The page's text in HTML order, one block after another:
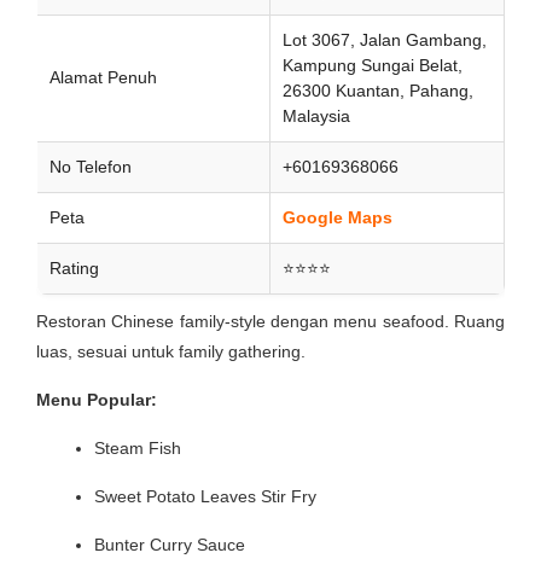
Alamat Penuh
Lot 3067, Jalan Gambang,
Kampung Sungai Belat,
26300 Kuantan, Pahang,
Malaysia
No Telefon +60169368066
Peta Google Maps
Rating ⭐⭐⭐⭐
Restoran Chinese family-style dengan menu seafood. Ruang
luas, sesuai untuk family gathering.
Menu Popular:
Steam Fish
Sweet Potato Leaves Stir Fry
Bunter Curry Sauce